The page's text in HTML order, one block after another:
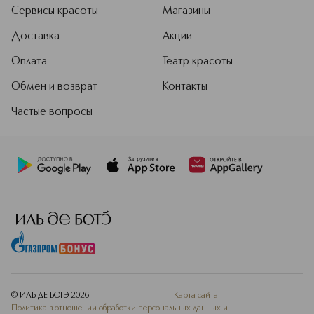
Сервисы красоты
Доставка
Оплата
Обмен и возврат
Частые вопросы
Магазины
Акции
Театр красоты
Контакты
© ИЛЬ ДЕ БОТЭ 2026
Карта сайта
Политика в отношении обработки персональных данных и